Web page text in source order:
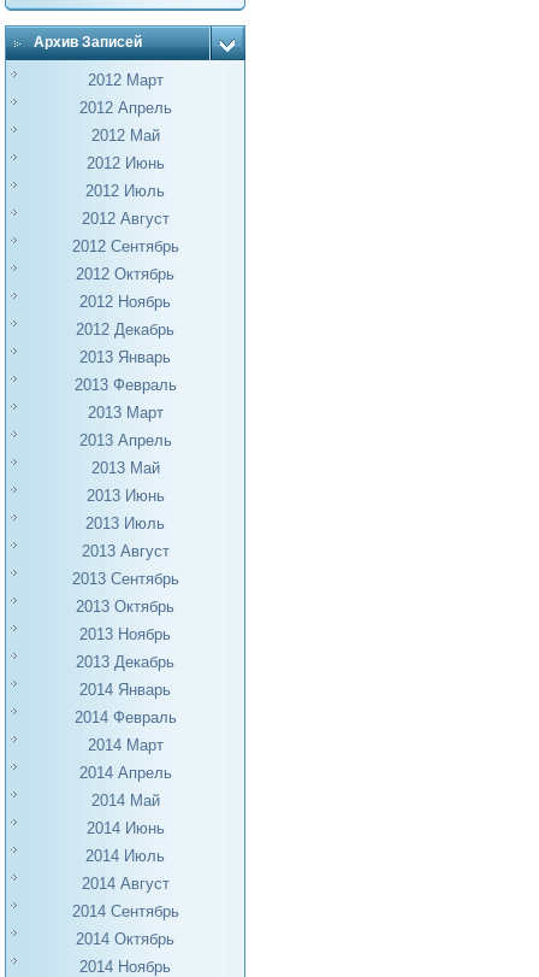
Архив Записей
2012 Март
2012 Апрель
2012 Май
2012 Июнь
2012 Июль
2012 Август
2012 Сентябрь
2012 Октябрь
2012 Ноябрь
2012 Декабрь
2013 Январь
2013 Февраль
2013 Март
2013 Апрель
2013 Май
2013 Июнь
2013 Июль
2013 Август
2013 Сентябрь
2013 Октябрь
2013 Ноябрь
2013 Декабрь
2014 Январь
2014 Февраль
2014 Март
2014 Апрель
2014 Май
2014 Июнь
2014 Июль
2014 Август
2014 Сентябрь
2014 Октябрь
2014 Ноябрь